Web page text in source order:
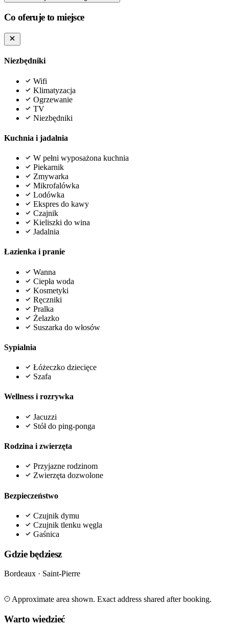
Co oferuje to miejsce
Niezbędniki
Wifi
Klimatyzacja
Ogrzewanie
TV
Niezbędniki
Kuchnia i jadalnia
W pełni wyposażona kuchnia
Piekarnik
Zmywarka
Mikrofalówka
Lodówka
Ekspres do kawy
Czajnik
Kieliszki do wina
Jadalnia
Łazienka i pranie
Wanna
Ciepła woda
Kosmetyki
Ręczniki
Pralka
Żelazko
Suszarka do włosów
Sypialnia
Łóżeczko dziecięce
Szafa
Wellness i rozrywka
Jacuzzi
Stół do ping-ponga
Rodzina i zwierzęta
Przyjazne rodzinom
Zwierzęta dozwolone
Bezpieczeństwo
Czujnik dymu
Czujnik tlenku węgla
Gaśnica
Gdzie będziesz
Bordeaux · Saint-Pierre
+
−
Approximate area shown. Exact address shared after booking.
Warto wiedzieć